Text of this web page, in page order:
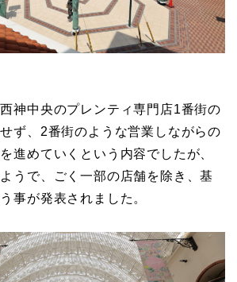
神中央のプレンティ専門店1番街の
ず、2番街のような営業しながらの
進めていくという内容でしたが、
うで、ごく一部の店舗を除き、基
事が発表されました。